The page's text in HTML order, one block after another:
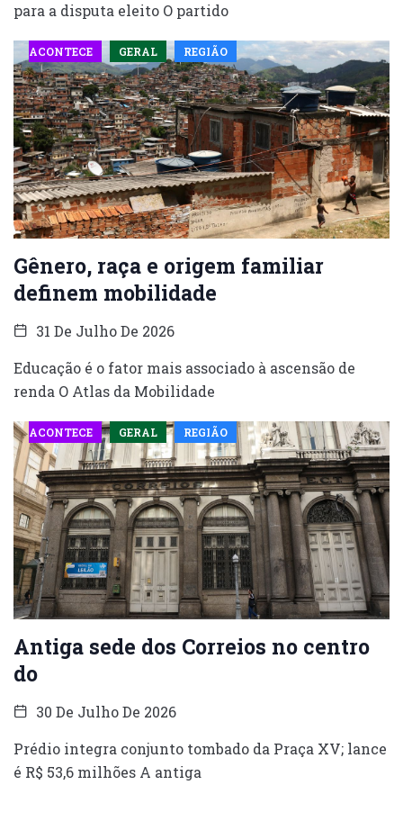
para a disputa eleito O partido
ACONTECE GERAL REGIÃO
Gênero, raça e origem familiar
definem mobilidade
31 De Julho De 2026
Educação é o fator mais associado à ascensão de
renda O Atlas da Mobilidade
ACONTECE GERAL REGIÃO
Antiga sede dos Correios no centro
do
30 De Julho De 2026
Prédio integra conjunto tombado da Praça XV; lance
é R$ 53,6 milhões A antiga